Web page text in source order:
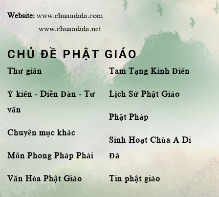
Website: www.chuaadida.com
www.chuaadida.net
CHỦ ĐỀ PHẬT GIÁO
Thư giãn
Ý kiến - Diễn Đàn - Tư
vấn
Chuyên mục khác
Môn Phong Pháp Phái
Văn Hóa Phật Giáo
Tam Tạng Kinh Điển
Lịch Sử Phật Giáo
Phật Pháp
Sinh Hoạt Chùa A Di
Đà
Tin phật giáo